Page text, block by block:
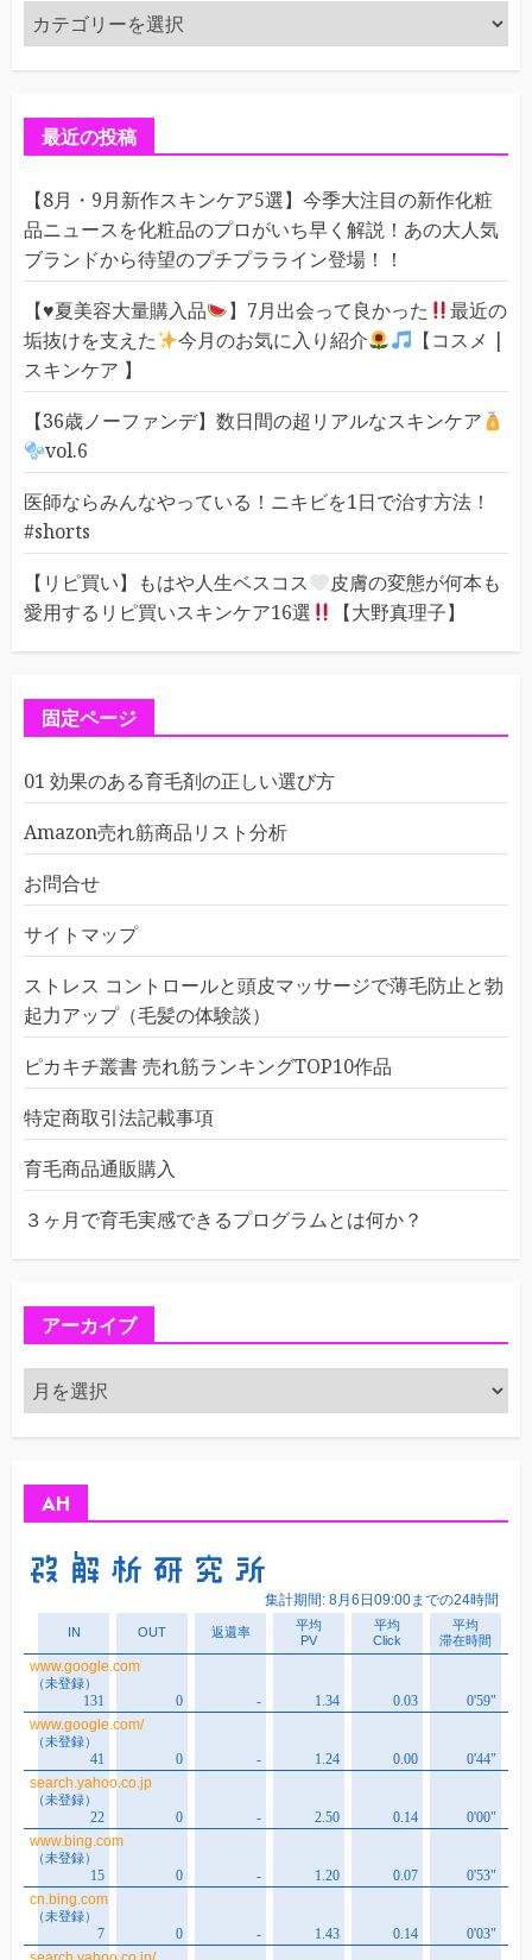
カ
テ
ゴ
最近の投稿
【8月・9月新作スキンケア5選】今季大注目の新作化粧
品ニュースを化粧品のプロがいち早く解説！あの大人気
ブランドから待望のプチプラライン登場！！
【♥️夏美容大量購入品 】7月出会って良かった
最近の
垢抜けを支えた
今月のお気に入り紹介
【コスメ |
スキンケア 】
【36歳ノーファンデ】数日間の超リアルなスキンケア
vol.6
医師ならみんなやっている！ニキビを1日で治す方法！
#shorts
【リピ買い】もはや人生ベスコス
皮膚の変態が何本も
愛用するリピ買いスキンケア16選
【大野真理子】
固定ページ
01 効果のある育毛剤の正しい選び方
Amazon売れ筋商品リスト分析
お問合せ
サイトマップ
ストレス コントロールと頭皮マッサージで薄毛防止と勃
起力アップ（毛髪の体験談）
ピカキチ叢書 売れ筋ランキングTOP10作品
特定商取引法記載事項
育毛商品通販購入
３ヶ月で育毛実感できるプログラムとは何か？
アーカイブ
ア
ー
カ
AH